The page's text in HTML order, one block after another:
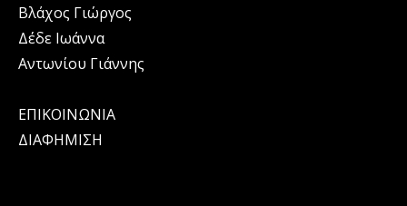
Βλάχος Γιώργος
Δέδε Ιωάννα
Αντωνίου Γιάννης
ΕΠΙΚΟΙΝΩΝΙΑ
ΔΙΑΦΗΜΙΣΗ